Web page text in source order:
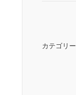
カテゴリー